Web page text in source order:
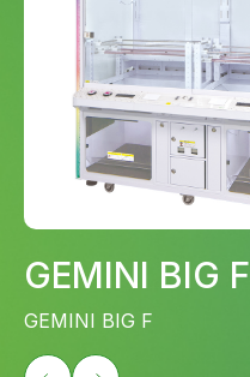
GEMINI BIG F
GEMINI BIG F